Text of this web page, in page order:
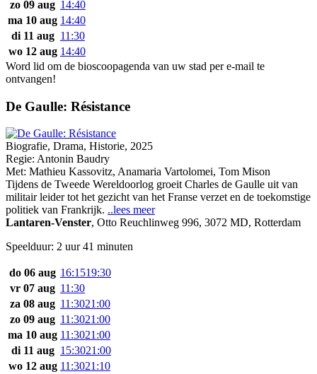
zo 09 aug 14:40
ma 10 aug 14:40
di 11 aug 11:30
wo 12 aug 14:40
Word lid om de bioscoopagenda van uw stad per e-mail te
ontvangen!
De Gaulle: Résistance
Biografie, Drama, Historie, 2025
Regie: Antonin Baudry
Met: Mathieu Kassovitz, Anamaria Vartolomei, Tom Mison
Tijdens de Tweede Wereldoorlog groeit Charles de Gaulle uit van
militair leider tot het gezicht van het Franse verzet en de toekomstige
politiek van Frankrijk. ..lees meer
Lantaren-Venster, Otto Reuchlinweg 996, 3072 MD, Rotterdam
Speelduur: 2 uur 41 minuten
do 06 aug 16:1519:30
vr 07 aug 11:30
za 08 aug 11:3021:00
zo 09 aug 11:3021:00
ma 10 aug 11:3021:00
di 11 aug 15:3021:00
wo 12 aug 11:3021:10